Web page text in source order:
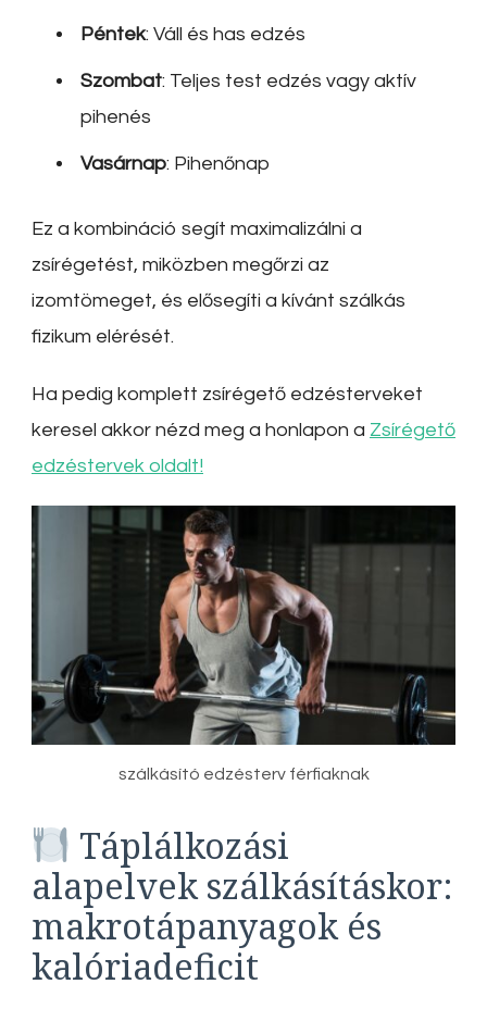
Péntek: Váll és has edzés
Szombat: Teljes test edzés vagy aktív
pihenés
Vasárnap: Pihenőnap
Ez a kombináció segít maximalizálni a
zsírégetést, miközben megőrzi az
izomtömeget, és elősegíti a kívánt szálkás
fizikum elérését.
Ha pedig komplett zsírégető edzésterveket
keresel akkor nézd meg a honlapon a Zsírégető
edzéstervek oldalt!
szálkásító edzésterv férfiaknak
Táplálkozási
alapelvek szálkásításkor:
makrotápanyagok és
kalóriadeficit